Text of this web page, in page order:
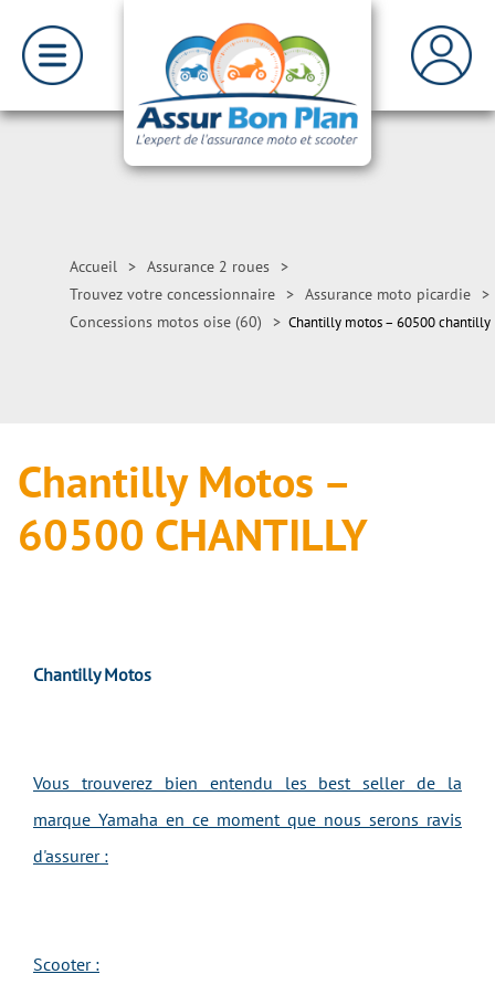
Accueil > Assurance 2 roues >
Trouvez votre concessionnaire > Assurance moto picardie >
Concessions motos oise (60)
> Chantilly motos – 60500 chantilly
Chantilly Motos –
60500 CHANTILLY
Chantilly Motos
Vous trouverez bien entendu les best seller de la
marque Yamaha en ce moment que nous serons ravis
d'assurer :
Scooter :